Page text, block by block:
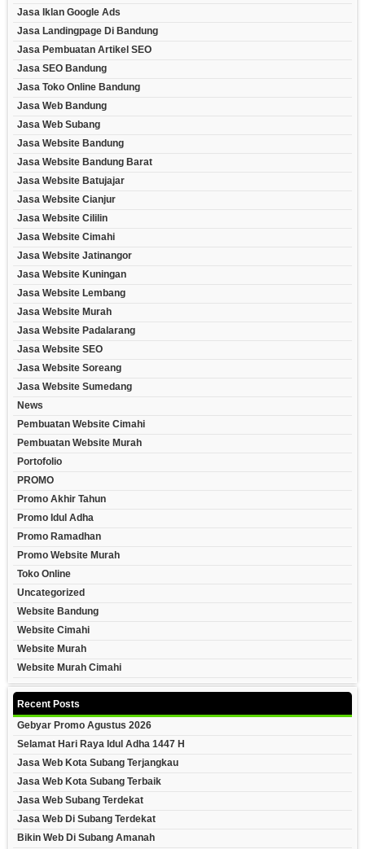
Jasa Iklan Google Ads
Jasa Landingpage Di Bandung
Jasa Pembuatan Artikel SEO
Jasa SEO Bandung
Jasa Toko Online Bandung
Jasa Web Bandung
Jasa Web Subang
Jasa Website Bandung
Jasa Website Bandung Barat
Jasa Website Batujajar
Jasa Website Cianjur
Jasa Website Cililin
Jasa Website Cimahi
Jasa Website Jatinangor
Jasa Website Kuningan
Jasa Website Lembang
Jasa Website Murah
Jasa Website Padalarang
Jasa Website SEO
Jasa Website Soreang
Jasa Website Sumedang
News
Pembuatan Website Cimahi
Pembuatan Website Murah
Portofolio
PROMO
Promo Akhir Tahun
Promo Idul Adha
Promo Ramadhan
Promo Website Murah
Toko Online
Uncategorized
Website Bandung
Website Cimahi
Website Murah
Website Murah Cimahi
Recent Posts
Gebyar Promo Agustus 2026
Selamat Hari Raya Idul Adha 1447 H
Jasa Web Kota Subang Terjangkau
Jasa Web Kota Subang Terbaik
Jasa Web Subang Terdekat
Jasa Web Di Subang Terdekat
Bikin Web Di Subang Amanah